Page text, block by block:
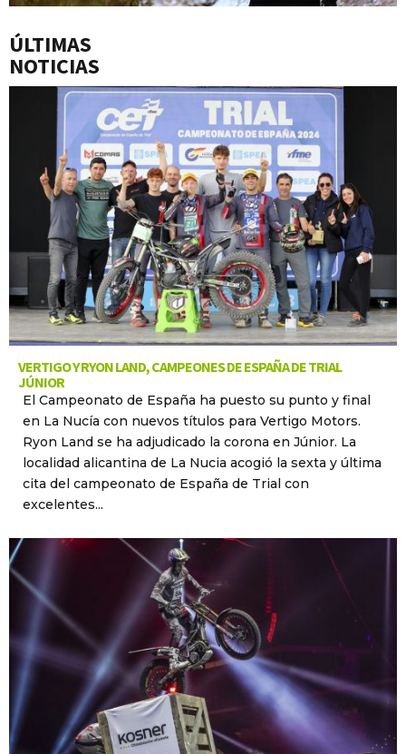
ÚLTIMAS
NOTICIAS
VERTIGO Y RYON LAND, CAMPEONES DE ESPAÑA DE TRIAL
JÚNIOR
El Campeonato de España ha puesto su punto y final
en La Nucía con nuevos títulos para Vertigo Motors.
Ryon Land se ha adjudicado la corona en Júnior. La
localidad alicantina de La Nucia acogió la sexta y última
cita del campeonato de España de Trial con
excelentes...